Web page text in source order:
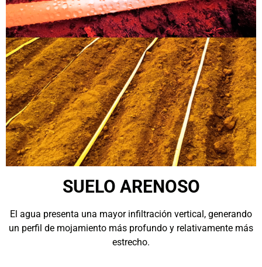
SUELO ARENOSO
El agua presenta una mayor infiltración vertical, generando
un perfil de mojamiento más profundo y relativamente más
estrecho.